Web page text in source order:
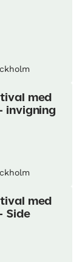
med
invigning
med
Side